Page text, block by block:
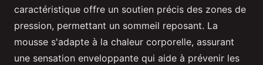
caractéristique offre un soutien précis des zones de
pression, permettant un sommeil reposant. La
mousse s'adapte à la chaleur corporelle, assurant
une sensation enveloppante qui aide à prévenir les